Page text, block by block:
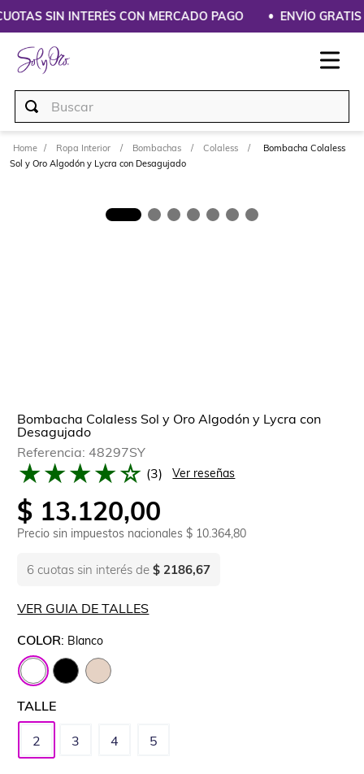
SIN INTERÉS CON MERCADO PAGO ENVÍO
Buscar
Ropa Interior Bombachas Colaless
Bombacha Colaless
Sol y Oro Algodón y Lycra con Desagujado
Bombacha Colaless Sol y Oro Algodón y Lycra con
Desagujado
Referencia:48297SY
★★★★☆ (3) Ver reseñas
$ 13.120,00
Precio sin impuestos nacionales$ 10.364,80
6 cuotas sin interés de $ 2186,67
VER GUIA DE TALLES
TALLE
2 3 4 5
COLOR: Blanco